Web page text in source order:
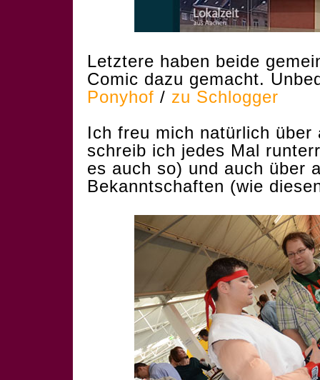
Letztere haben beide
Comic dazu gemacht.
Ponyhof / zu Schlogger
Ich freu mich natürlich
schreib ich jedes Mal
es auch so) und auch über
Bekanntschaften (wie